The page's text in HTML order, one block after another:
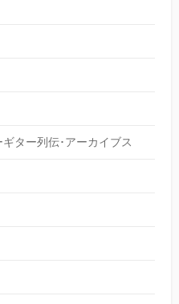
ター列伝･アーカイブス